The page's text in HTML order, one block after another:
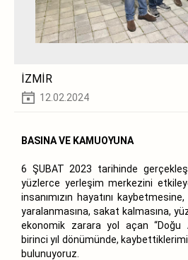
İZMİR
12.02.2024
BASINA VE KAMUOYUNA
6 ŞUBAT 2023 tarihinde
yüzlerce yerleşim merkezini
insanımızın hayatını
yaralanmasına, sakat kalmasına,
ekonomik zarara yol açan “Doğu
birinci yıl dönümünde,
bulunuyoruz.